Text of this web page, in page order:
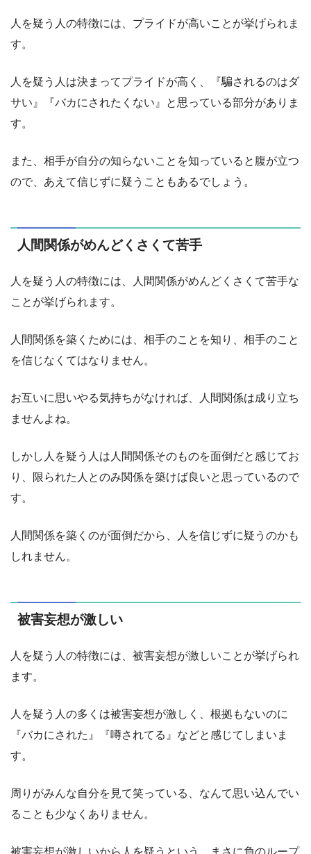
人を疑う人の特徴には、プライドが高いことが挙げられま
す。
人を疑う人は決まってプライドが高く、『騙されるのはダ
サい』『バカにされたくない』と思っている部分がありま
す。
また、相手が自分の知らないことを知っていると腹が立つ
ので、あえて信じずに疑うこともあるでしょう。
人間関係がめんどくさくて苦手
人を疑う人の特徴には、人間関係がめんどくさくて苦手な
ことが挙げられます。
人間関係を築くためには、相手のことを知り、相手のこと
を信じなくてはなりません。
お互いに思いやる気持ちがなければ、人間関係は成り立ち
ませんよね。
しかし人を疑う人は人間関係そのものを面倒だと感じてお
り、限られた人とのみ関係を築けば良いと思っているので
す。
人間関係を築くのが面倒だから、人を信じずに疑うのかも
しれません。
被害妄想が激しい
人を疑う人の特徴には、被害妄想が激しいことが挙げられ
ます。
人を疑う人の多くは被害妄想が激しく、根拠もないのに
『バカにされた』『噂されてる』などと感じてしまいま
す。
周りがみんな自分を見て笑っている、なんて思い込んでい
ることも少なくありません。